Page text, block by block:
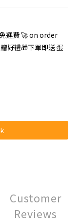
運費 🚀 on order
好禮🎁下單即送 蛋
Customer
Reviews